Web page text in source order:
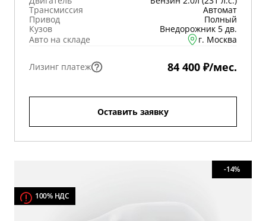
Трансмиссия
Автомат
Привод
Полный
Кузов
Внедорожник 5 дв.
Авто на складе
г. Москва
Лизинг платеж 84 400 ₽/мес.
Оставить заявку
100% НДС
-14%